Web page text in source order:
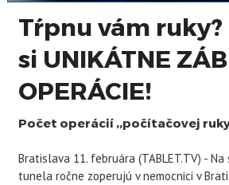
Tŕpnu vám
si UNIKÁTNE
OPERÁCIE!
Počet operácií ,,počítačovej
Bratislava 11. februára (TABLET.TV) -
tunela ročne zoperujú v nemocnici v